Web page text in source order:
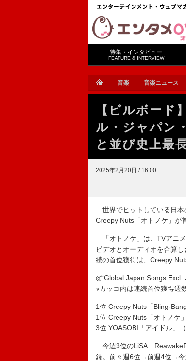
特集・インタビュー
FEATURE & INTERVIEW
音楽 音楽ニュース
【ビルボー
ル・ジャパン
と並び史上最
2025年2月20日 / 16:00
世界でヒットしている日
Creepy Nuts「オトノケ」が
「オトノケ」は、TVアニ
ビデオとオーディオを合算
続の首位獲得は、Creepy
◎“Global Japan Songs Excl.
※カッコ内は連続首位獲得週
1位 Creepy Nuts「Bling-
1位 Creepy Nuts「オトノケ
3位 YOASOBI「アイドル」（
今週3位のLiSA「
録。前々週6位→前週4位→今